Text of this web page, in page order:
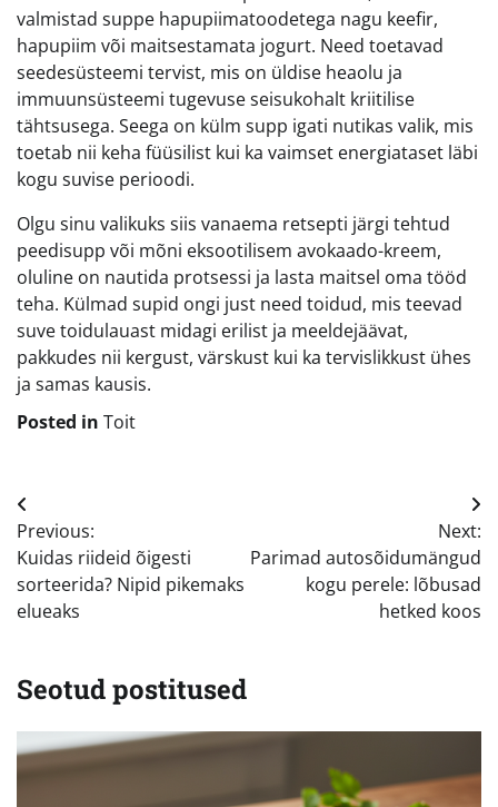
valmistad suppe hapupiimatoodetega nagu keefir,
hapupiim või maitsestamata jogurt. Need toetavad
seedesüsteemi tervist, mis on üldise heaolu ja
immuunsüsteemi tugevuse seisukohalt kriitilise
tähtsusega. Seega on külm supp igati nutikas valik, mis
toetab nii keha füüsilist kui ka vaimset energiataset läbi
kogu suvise perioodi.
Olgu sinu valikuks siis vanaema retsepti järgi tehtud
peedisupp või mõni eksootilisem avokaado-kreem,
oluline on nautida protsessi ja lasta maitsel oma tööd
teha. Külmad supid ongi just need toidud, mis teevad
suve toidulauast midagi erilist ja meeldejäävat,
pakkudes nii kergust, värskust kui ka tervislikkust ühes
ja samas kausis.
Posted in Toit
Navigeerimine
Previous:
Kuidas riideid õigesti
sorteerida? Nipid pikemaks
elueaks
Next:
Parimad autosõidumängud
kogu perele: lõbusad
hetked koos
Seotud postitused